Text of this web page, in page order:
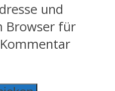
und
Browser für